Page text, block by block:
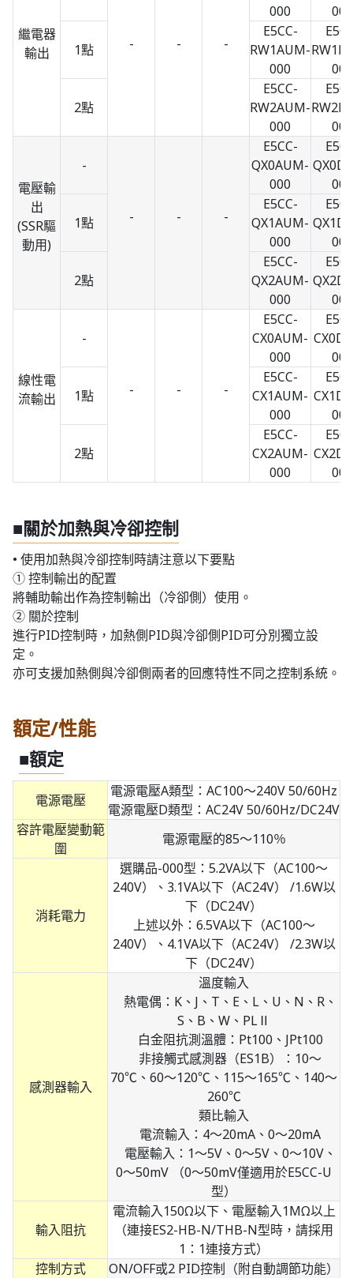
繼電器
輸出
- - -
000
000
1點
E5CC-
RW1AUM-
000
000
2點
E5CC-
RW2AUM-
000
000
電壓輸
出
(SSR驅
動用)
-
- - -
E5CC-
QX0AUM-
000
000
1點
E5CC-
QX1AUM-
000
000
2點
E5CC-
QX2AUM-
000
000
線性電
流輸出
-
- - -
E5CC-
CX0AUM-
000
000
1點
E5CC-
CX1AUM-
000
000
2點
E5CC-
CX2AUM-
000
000
■關於加熱與冷卻控制
• 使用加熱與冷卻控制時請注意以下要點
① 控制輸出的配置
將輔助輸出作為控制輸出（冷卻側）使用。
② 關於控制
進行PID控制時，加熱側PID與冷卻側PID可分別獨立設
定。
亦可支援加熱側與冷卻側兩者的回應特性不同之控制系統。
額定/性能
■額定
電源電壓
電源電壓A類型：AC100～240V 50/60Hz
電源電壓D類型：AC24V 50/60Hz/DC24V
容許電壓變動範
圍
電源電壓的85～110％
消耗電力
選購品-000型：5.2VA以下（AC100～
240V）、3.1VA以下（AC24V） /1.6W以
下（DC24V）
上述以外：6.5VA以下（AC100～
240V）、4.1VA以下（AC24V） /2.3W以
下（DC24V）
感測器輸入
溫度輸入
熱電偶：K、J、T、E、L、U、N、R、
S、B、W、PLⅡ
白金阻抗測溫體：Pt100、JPt100
非接觸式感測器（ES1B）：10～
70℃、60～120℃、115～165℃、140～
260℃
類比輸入
電流輸入：4～20mA、0～20mA
電壓輸入：1～5V、0～5V、0～10V、
0～50mV （0～50mV僅適用於E5CC-U
型）
輸入阻抗
電流輸入150Ω以下、電壓輸入1MΩ以上
（連接ES2-HB-N/THB-N型時，請採用
1：1連接方式）
控制方式
ON/OFF或2 PID控制（附自動調節功能）